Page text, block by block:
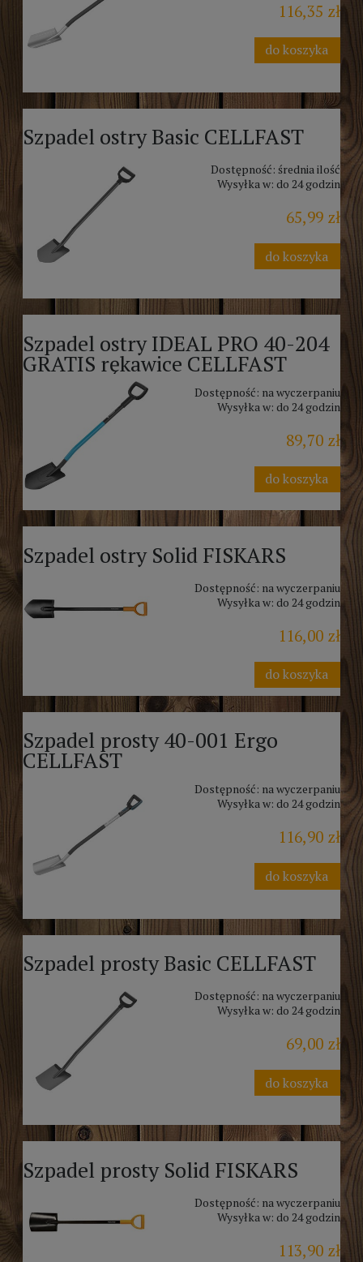
116,35 zł
do koszyka
Szpadel ostry Basic CELLFAST
Dostępność: średnia ilość
Wysyłka w: do 24 godzin
65,99 zł
do koszyka
Szpadel ostry IDEAL PRO 40-204
GRATIS rękawice CELLFAST
Dostępność: na wyczerpaniu
Wysyłka w: do 24 godzin
89,70 zł
do koszyka
Szpadel ostry Solid FISKARS
Dostępność: na wyczerpaniu
Wysyłka w: do 24 godzin
116,00 zł
do koszyka
Szpadel prosty 40-001 Ergo
CELLFAST
Dostępność: na wyczerpaniu
Wysyłka w: do 24 godzin
116,90 zł
do koszyka
Szpadel prosty Basic CELLFAST
Dostępność: na wyczerpaniu
Wysyłka w: do 24 godzin
69,00 zł
do koszyka
Szpadel prosty Solid FISKARS
Dostępność: na wyczerpaniu
Wysyłka w: do 24 godzin
113,90 zł